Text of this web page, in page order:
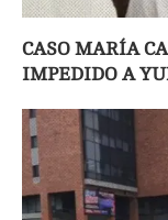
CASO MARÍA
IMPEDIDO A